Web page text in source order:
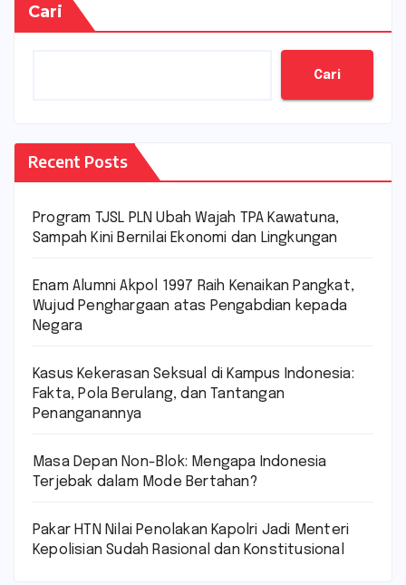
Cari
Cari
Recent Posts
Program TJSL PLN Ubah Wajah TPA Kawatuna,
Sampah Kini Bernilai Ekonomi dan Lingkungan
Enam Alumni Akpol 1997 Raih Kenaikan Pangkat,
Wujud Penghargaan atas Pengabdian kepada
Negara
Kasus Kekerasan Seksual di Kampus Indonesia:
Fakta, Pola Berulang, dan Tantangan
Penanganannya
Masa Depan Non-Blok: Mengapa Indonesia
Terjebak dalam Mode Bertahan?
Pakar HTN Nilai Penolakan Kapolri Jadi Menteri
Kepolisian Sudah Rasional dan Konstitusional